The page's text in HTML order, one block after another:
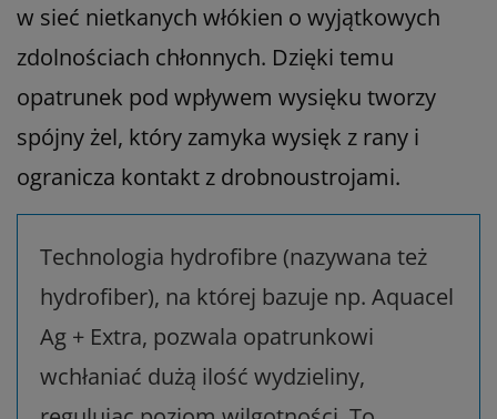
w sieć nietkanych włókien o wyjątkowych
zdolnościach chłonnych. Dzięki temu
opatrunek pod wpływem wysięku tworzy
spójny żel, który zamyka wysięk z rany i
ogranicza kontakt z drobnoustrojami.
Technologia hydrofibre (nazywana też
hydrofiber), na której bazuje np. Aquacel
Ag + Extra, pozwala opatrunkowi
wchłaniać dużą ilość wydzieliny,